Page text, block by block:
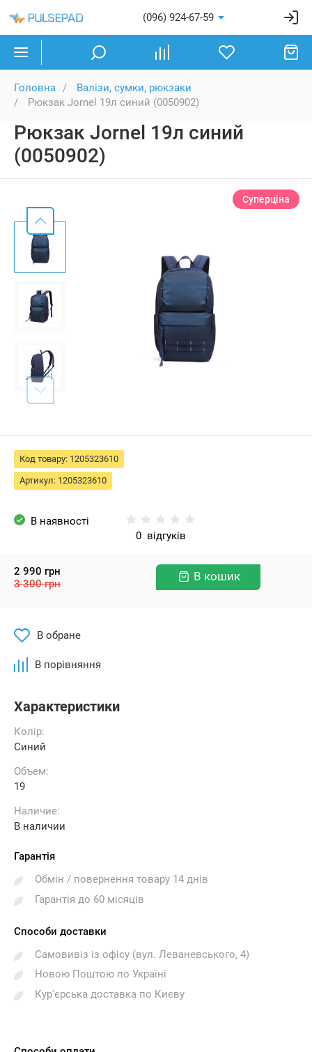
(096) 924-67-59
Головна
Валізи, сумки, рюкзаки
Рюкзак Jornel 19л синий (0050902)
Рюкзак Jornel 19л синий
(0050902)
Суперціна
Код товару: 1205323610
Артикул: 1205323610
В наявності
0 відгуків
2 990 грн
3 300 грн
В кошик
В обране
В порівняння
Характеристики
Колір:
Синий
Объем:
19
Наличие:
В наличии
Гарантія
Обмін / повернення товару 14 днів
Гарантія до 60 місяців
Способи доставки
Самовивіз із офісу (вул. Леваневського, 4)
Новою Поштою по Україні
Кур'єрська доставка по Києву